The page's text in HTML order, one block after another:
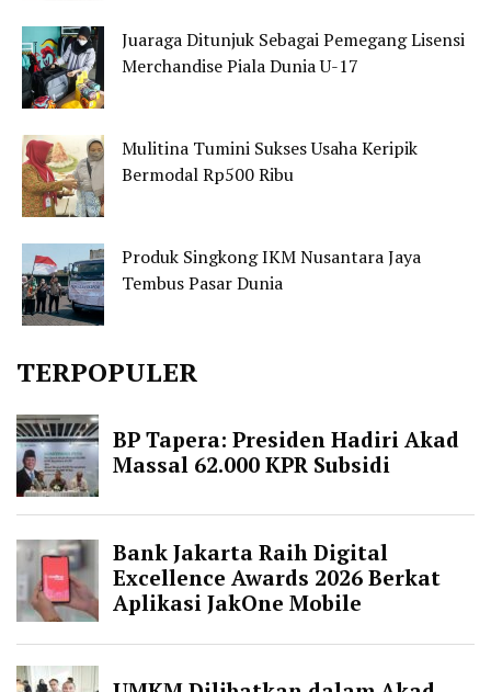
Juaraga Ditunjuk Sebagai Pemegang Lisensi
Merchandise Piala Dunia U-17
Mulitina Tumini Sukses Usaha Keripik
Bermodal Rp500 Ribu
Produk Singkong IKM Nusantara Jaya
Tembus Pasar Dunia
TERPOPULER